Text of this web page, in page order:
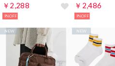
￥2,288
9%OFF
￥2,486
9%OFF
NEW NEW